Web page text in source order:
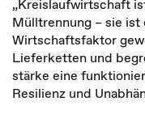
„Kreislaufwirtschaft
Mülltrennung – sie
Wirtschaftsfaktor
Lieferketten und
stärke eine
Resilienz und